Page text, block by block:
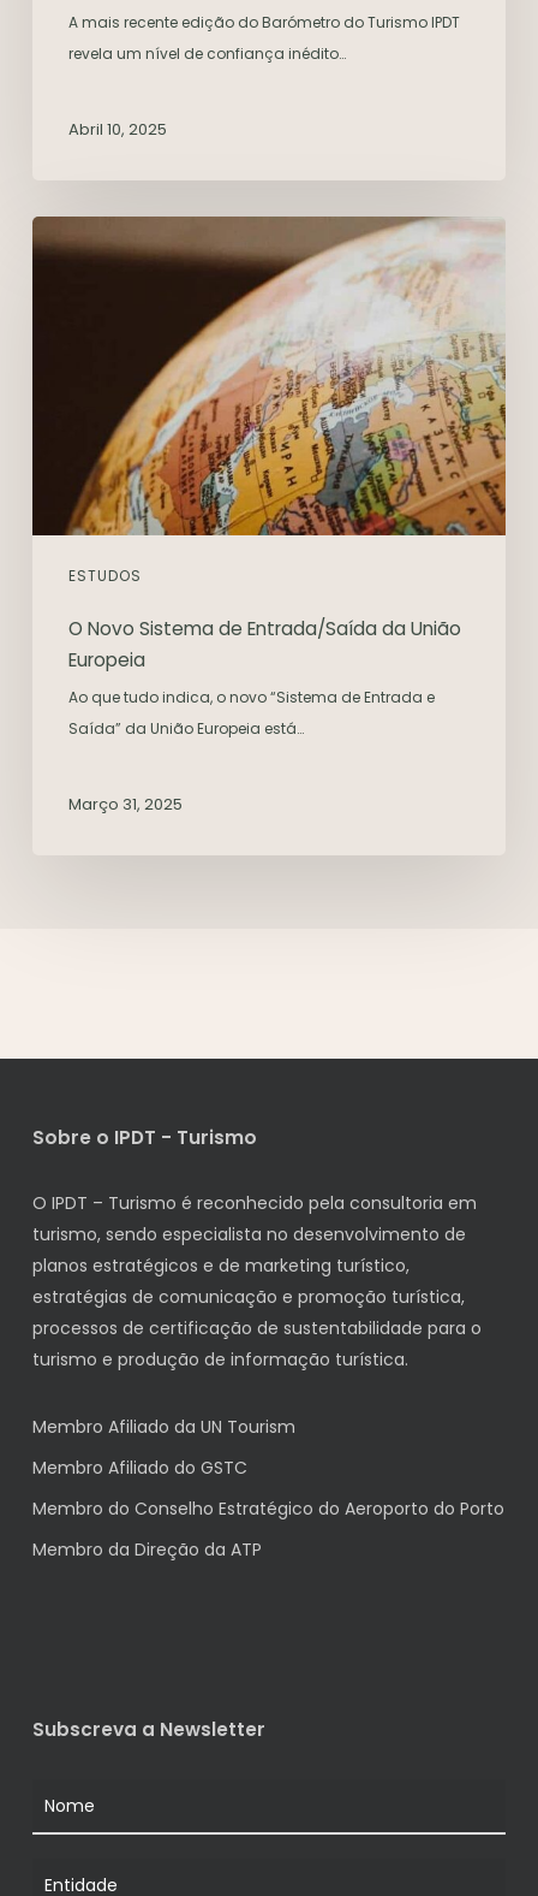
A mais recente edição do Barómetro do Turismo IPDT
revela um nível de confiança inédito…
Abril 10, 2025
ESTUDOS
O Novo Sistema de Entrada/Saída da União
Europeia
Ao que tudo indica, o novo “Sistema de Entrada e
Saída” da União Europeia está…
Março 31, 2025
Sobre o IPDT - Turismo
O IPDT – Turismo é reconhecido pela consultoria em
turismo, sendo especialista no desenvolvimento de
planos estratégicos e de marketing turístico,
estratégias de comunicação e promoção turística,
processos de certificação de sustentabilidade para o
turismo e produção de informação turística.
Membro Afiliado da UN Tourism
Membro Afiliado do GSTC
Membro do Conselho Estratégico do Aeroporto do Porto
Membro da Direção da ATP
Subscreva a Newsletter